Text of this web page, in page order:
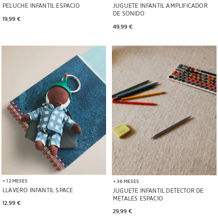
PELUCHE INFANTIL ESPACIO
19,99 €
JUGUETE INFANTIL AMPLIFICADOR
DE SONIDO
49,99 €
+ 12 MESES
LLAVERO INFANTIL SPACE
12,99 €
Imagen cambiada a 1 de 5
+ 36 MESES
JUGUETE INFANTIL DETECTOR DE
METALES ESPACIO
29,99 €